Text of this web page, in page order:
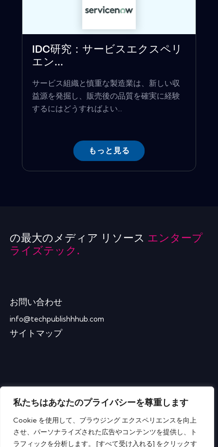
私たちはあなたのプライバシーを尊重します
Cookie を使用して、ブラウジング エクスペリエンスを向上
させ、パーソナライズされた広告やコンテンツを提供し、ト
ラフィックを分析します。 [すべて受け入れる] をクリックす
IDC研究：サービスエクスペリ
エン...
サービス組織と慎重な製造業は、新しい収
益源を発掘し、販売後の品質を確実に経験
するにはどうすればよい...
もっと見る
の最大のメディア リソース エンタープ
ライズテック.
お問い合わせ
info@techpublishhhub.com
サイトマップ